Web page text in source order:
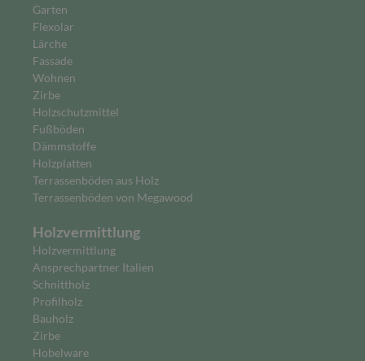
Garten
Flexolar
Lärche
Fassade
Wohnen
Zirbe
Holzschutzmittel
Fußböden
Dämmstoffe
Holzplatten
Terrassenböden aus Holz
Terrassenböden von Megawood
Holzvermittlung
Holzvermittlung
Ansprechpartner Italien
Schnittholz
Profilholz
Bauholz
Zirbe
Hobelware